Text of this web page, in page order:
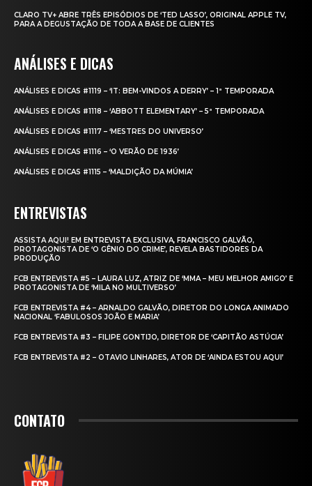
CLARO TV+ ABRE TRÊS EPISÓDIOS DE ‘TED LASSO’, ORIGINAL APPLE TV,
PARA A DEGUSTAÇÃO DE TODA A BASE DE CLIENTES
ANÁLISES E DICAS
ANÁLISES E DICAS #1119 – ‘IT: BEM-VINDOS A DERRY’ – 1ª TEMPORADA
ANÁLISES E DICAS #1118 – ‘ABBOTT ELEMENTARY’ – 5ª TEMPORADA
ANÁLISES E DICAS #1117 – ‘MESTRES DO UNIVERSO’
ANÁLISES E DICAS #1116 – ‘O VERÃO DE 1936’
ANÁLISES E DICAS #1115 – ‘MALDIÇÃO DA MÚMIA’
ENTREVISTAS
ASSISTA AQUI! EM ENTREVISTA EXCLUSIVA, FRANCISCO GALVÃO,
PROTAGONISTA DE ‘O GÊNIO DO CRIME’, REVELA BASTIDORES DA
PRODUÇÃO
FCB ENTREVISTA #5 – LAURA LUZ, ATRIZ DE ‘MMA – MEU MELHOR AMIGO’ E
PROTAGONISTA DE ‘MILA NO MULTIVERSO’
FCB ENTREVISTA #4 – ARNALDO GALVÃO, DIRETOR DO LONGA ANIMADO
NACIONAL ‘FABULOSOS JOÃO E MARIA’
FCB ENTREVISTA #3 – FILIPE GONTIJO, DIRETOR DE ‘CAPITÃO ASTÚCIA’
FCB ENTREVISTA #2 – OTAVIO LINHARES, ATOR DE ‘AINDA ESTOU AQUI’
CONTATO